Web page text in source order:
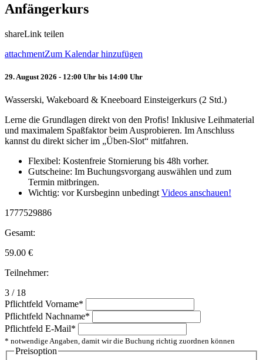
Anfängerkurs
shareLink teilen
attachmentZum Kalendar hinzufügen
29. August 2026 - 12:00 Uhr bis 14:00 Uhr
Wasserski, Wakeboard & Kneeboard Einsteigerkurs (2 Std.)
Lerne die Grundlagen direkt von den Profis! Inklusive Leihmaterial
und maximalem Spaßfaktor beim Ausprobieren. Im Anschluss
kannst du direkt sicher im „Üben-Slot“ mitfahren.
Flexibel: Kostenfreie Stornierung bis 48h vorher.
Gutscheine: Im Buchungsvorgang auswählen und zum
Termin mitbringen.
Wichtig: vor Kursbeginn unbedingt Videos anschauen!
1777529886
Gesamt:
59.00 €
Teilnehmer:
3 / 18
Pflichtfeld Vorname*
Pflichtfeld Nachname*
Pflichtfeld E-Mail*
* notwendige Angaben, damit wir die Buchung richtig zuordnen können
Preisoption